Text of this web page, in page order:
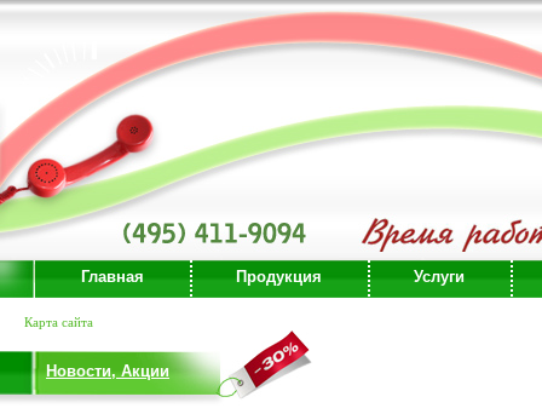
Главная Продукция Услуги
Карта сайта
Новости, Акции